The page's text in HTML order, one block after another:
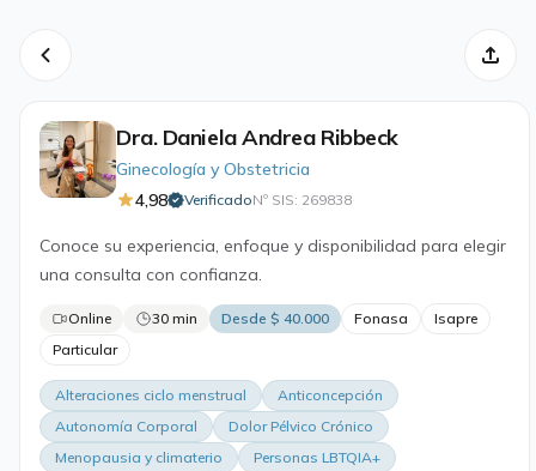
Dra. Daniela Andrea Ribbeck
Ginecología y Obstetricia
4,98
VerificadoNº SIS: 269838·
Conoce su experiencia, enfoque y disponibilidad para elegir
una consulta con confianza.
Online 30 min Desde $ 40.000 Fonasa
Isapre
Particular
Alteraciones ciclo menstrual
Anticoncepción
Autonomía Corporal
Dolor Pélvico Crónico
Menopausia y climaterio
Personas LBTQIA+